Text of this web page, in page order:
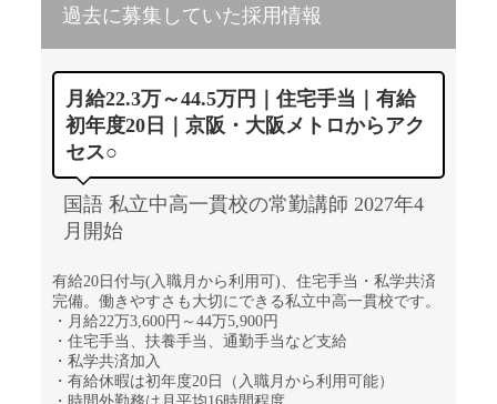
過去に募集していた採用情報
月給22.3万～44.5万円｜住宅手当｜有給
初年度20日｜京阪・大阪メトロからアク
セス○
国語 私立中高一貫校の常勤講師 2027年4
月開始
有給20日付与(入職月から利用可)、住宅手当・私学共済
完備。働きやすさも大切にできる私立中高一貫校です。
・月給22万3,600円～44万5,900円
・住宅手当、扶養手当、通勤手当など支給
・私学共済加入
・有給休暇は初年度20日（入職月から利用可能）